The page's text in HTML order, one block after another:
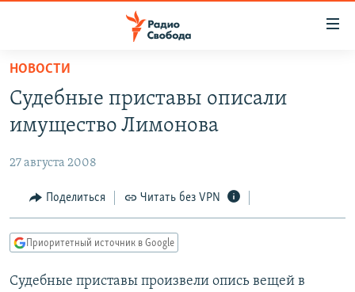
упрощенного
доступа
основному
Вернутся
главной
навигации
Вернутся
ПРОГРАММЫ
ПОДКАСТЫ
АВТОРСКИЕ ПРОЕКТЫ
ЦИТАТЫ СВОБОДЫ
МНЕНИЯ
IDEL.РЕАЛИИ
КАВКАЗ.РЕАЛИИ
НОВОСТИ
Судебные приставы описали
имущество Лимонова
27 августа 2008
Поделиться Читать без VPN
Приоритетный источник в Google
Судебные приставы произвели опись вещей в